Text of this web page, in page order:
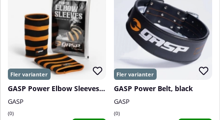
GASP Power Elbow Sleeves, Black/Flame
GASP
0
GASP Power Belt, black
GASP
0